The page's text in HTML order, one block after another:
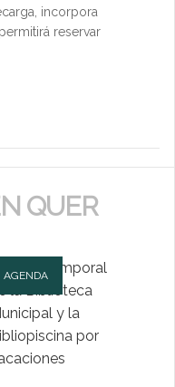
incorpora
reservar
QUER
AGENDA